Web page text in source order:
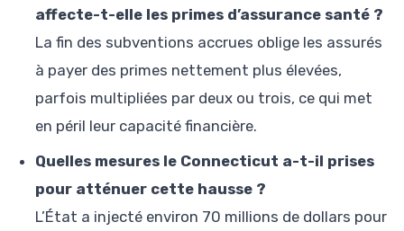
affecte-t-elle les primes d’assurance santé ?
La fin des subventions accrues oblige les assurés
à payer des primes nettement plus élevées,
parfois multipliées par deux ou trois, ce qui met
en péril leur capacité financière.
Quelles mesures le Connecticut a-t-il prises
pour atténuer cette hausse ?
L’État a injecté environ 70 millions de dollars pour